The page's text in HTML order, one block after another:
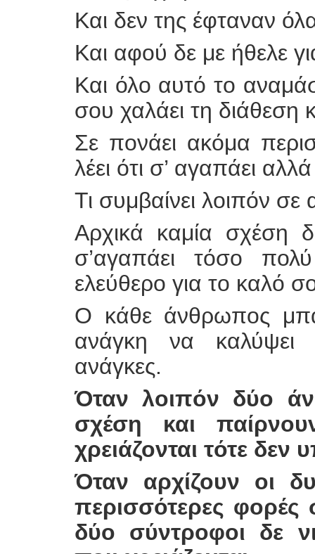
Και δεν της έφταναν
Και αφού δε με ήθελε
Και όλο αυτό το
σου χαλάει τη διάθεση
Σε πονάει ακόμα
λέει ότι σ’ αγαπάει
Τι συμβαίνει λοιπόν σε
Αρχικά καμία σχέση
σ’αγαπάει τόσο
ελεύθερο για το καλό
Ο κάθε άνθρωπος
ανάγκη να καλύψει
ανάγκες.
Όταν λοιπόν δύο
σχέση και
χρειάζονται τότε
Όταν αρχίζουν οι
περισσότερες φορές
δύο σύντροφοι δε